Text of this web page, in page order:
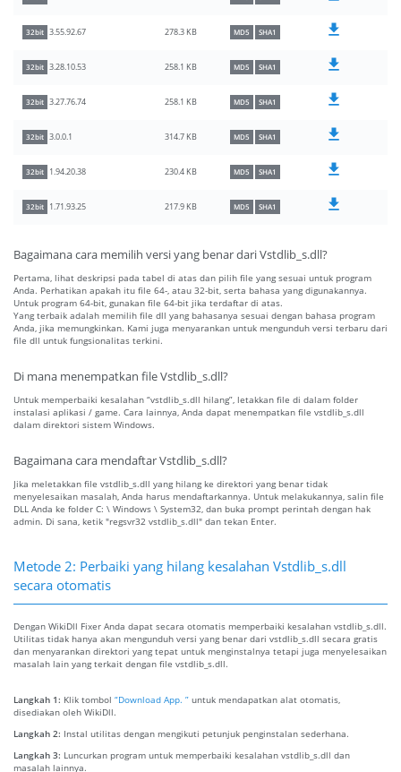
32bit 3.55.92.67 278.3 KB MD5 SHA1
32bit 3.28.10.53 258.1 KB MD5 SHA1
32bit 3.27.76.74 258.1 KB MD5 SHA1
32bit 3.0.0.1 314.7 KB MD5 SHA1
32bit 1.94.20.38 230.4 KB MD5 SHA1
32bit 1.71.93.25 217.9 KB MD5 SHA1
Bagaimana cara memilih versi yang benar dari Vstdlib_s.dll?
Pertama, lihat deskripsi pada tabel di atas dan pilih file yang sesuai untuk program
Anda. Perhatikan apakah itu file 64-, atau 32-bit, serta bahasa yang digunakannya.
Untuk program 64-bit, gunakan file 64-bit jika terdaftar di atas.
Yang terbaik adalah memilih file dll yang bahasanya sesuai dengan bahasa program
Anda, jika memungkinkan. Kami juga menyarankan untuk mengunduh versi terbaru dari
file dll untuk fungsionalitas terkini.
Di mana menempatkan file Vstdlib_s.dll?
Untuk memperbaiki kesalahan “vstdlib_s.dll hilang”, letakkan file di dalam folder
instalasi aplikasi / game. Cara lainnya, Anda dapat menempatkan file vstdlib_s.dll
dalam direktori sistem Windows.
Bagaimana cara mendaftar Vstdlib_s.dll?
Jika meletakkan file vstdlib_s.dll yang hilang ke direktori yang benar tidak
menyelesaikan masalah, Anda harus mendaftarkannya. Untuk melakukannya, salin file
DLL Anda ke folder C: \ Windows \ System32, dan buka prompt perintah dengan hak
admin. Di sana, ketik "regsvr32 vstdlib_s.dll" dan tekan Enter.
Metode 2: Perbaiki yang hilang kesalahan Vstdlib_s.dll
secara otomatis
Dengan WikiDll Fixer Anda dapat secara otomatis memperbaiki kesalahan vstdlib_s.dll.
Utilitas tidak hanya akan mengunduh versi yang benar dari vstdlib_s.dll secara gratis
dan menyarankan direktori yang tepat untuk menginstalnya tetapi juga menyelesaikan
masalah lain yang terkait dengan file vstdlib_s.dll.
Langkah 1: Klik tombol “Download App. ” untuk mendapatkan alat otomatis,
disediakan oleh WikiDll.
Langkah 2: Instal utilitas dengan mengikuti petunjuk penginstalan sederhana.
Langkah 3: Luncurkan program untuk memperbaiki kesalahan vstdlib_s.dll dan
masalah lainnya.